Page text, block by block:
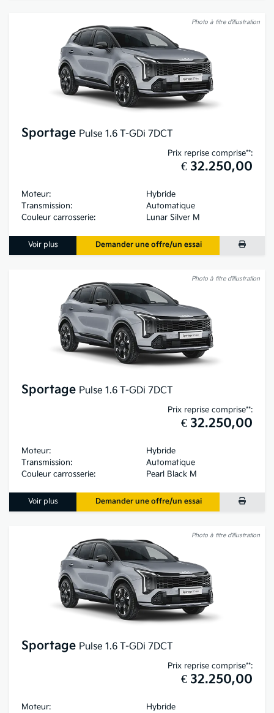
Photo à titre d’illustration
Sportage Pulse 1.6 T-GDi 7DCT
Prix reprise comprise**:
€ 32.250,00
Moteur:
Hybride
Transmission:
Automatique
Couleur carrosserie:
Lunar Silver M
Voir plus Demander une offre/un essai
Photo à titre d’illustration
Sportage Pulse 1.6 T-GDi 7DCT
Prix reprise comprise**:
€ 32.250,00
Moteur:
Hybride
Transmission:
Automatique
Couleur carrosserie:
Pearl Black M
Voir plus Demander une offre/un essai
Photo à titre d’illustration
Sportage Pulse 1.6 T-GDi 7DCT
Prix reprise comprise**:
€ 32.250,00
Moteur:
Hybride